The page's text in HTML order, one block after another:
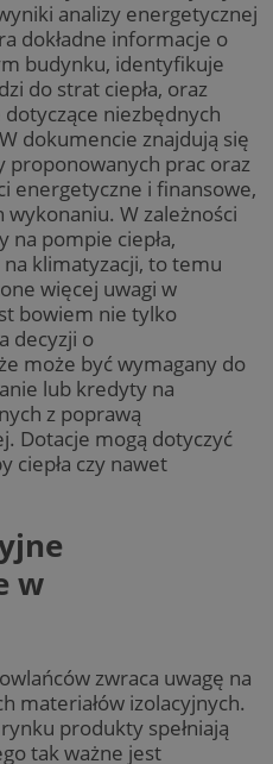
analizy energetycznej
dokładne informacje o
budynku, identyfikuje
do strat ciepła, oraz
niezbędnych
dokumencie znajdują się
proponowanych prac oraz
energetyczne i finansowe,
W zależności
na pompie ciepła,
klimatyzacji, to temu
więcej uwagi w
bowiem nie tylko
decyzji o
może być wymagany do
lub kredyty na
z poprawą
Dotacje mogą dotyczyć
ciepła czy nawet
w
zwraca uwagę na
materiałów izolacyjnych.
produkty spełniają
tak ważne jest